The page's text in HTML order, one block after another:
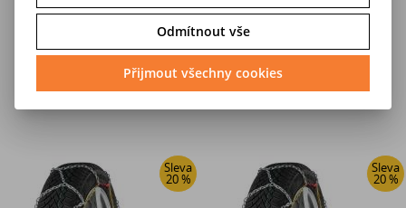
2 403 Kč
3 004 Kč
2 403 Kč
3 004 Kč
Sleva
20 %
Sleva
20 %
Odmítnout vše
Přijmout všechny cookies